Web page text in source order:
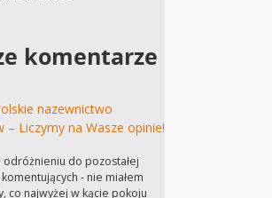
komentarze
nazewnictwo
– Liczymy na Wasze opinie!
do pozostałej
- nie miałem
co najwyżej w kącie pokoju